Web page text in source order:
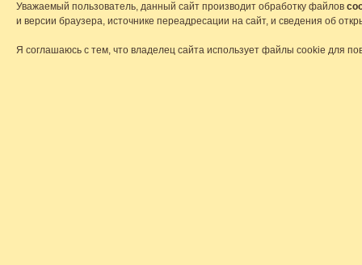
Уважаемый пользователь, данный сайт производит обработку файлов
и версии браузера, источнике переадресации на сайт, и сведения об
Я соглашаюсь с тем, что владелец сайта использует файлы cookie для